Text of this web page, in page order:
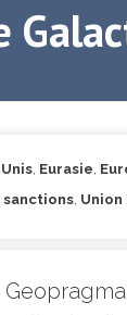
Eurasie
sanctions Union